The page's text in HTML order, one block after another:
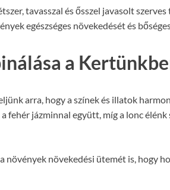
tavasszal és ősszel javasolt
egészséges növekedését és
a
arra, hogy a színek és illatok
fehér jázminnal együtt, míg a lonc
növények növekedési ütemét is, hogy